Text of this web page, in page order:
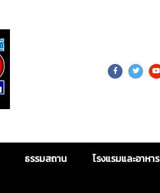
Mass
ธรรมสถาน โรงแรมและอาหาร